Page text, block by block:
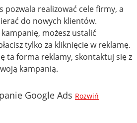
pozwala realizować cele firmy, a
do nowych klientów.
możesz ustalić
tylko za kliknięcie w reklamę.
ta forma reklamy, skontaktuj się z
kampanią.
Google Ads Rozwiń